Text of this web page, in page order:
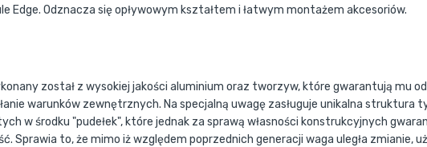
Edge. Odznacza się opływowym kształtem i łatwym montażem akcesoriów.
został z wysokiej jakości aluminium oraz tworzyw, które gwarantują mu
warunków zewnętrznych. Na specjalną uwagę zasługuje unikalna struktura
w środku "pudełek", które jednak za sprawą własności konstrukcyjnych
Sprawia to, że mimo iż względem poprzednich generacji waga uległa zmianie,